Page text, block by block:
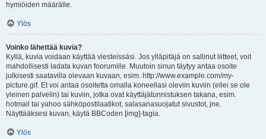
hymiöiden määrälle.
Ylös
Voinko lähettää kuvia?
Kyllä, kuvia voidaan käyttää viesteissäsi. Jos ylläpitäjä on sallinut liitteet, voit
mahdollisesti ladata kuvan foorumille. Muutoin sinun täytyy antaa osoite
julkisesti saatavilla olevaan kuvaan, esim. http://www.example.com/my-
picture.gif. Et voi antaa osoitetta omalla koneellasi oleviin kuviin (ellei se ole
yleinen palvelin) tai kuviin, jotka ovat käyttäjätunnistuksen takana, esim.
hotmail tai yahoo sähköpostilaatikot, salasanasuojatut sivustot, jne.
Näyttääksesi kuvan, käytä BBCoden [img]-tagia.
Ylös